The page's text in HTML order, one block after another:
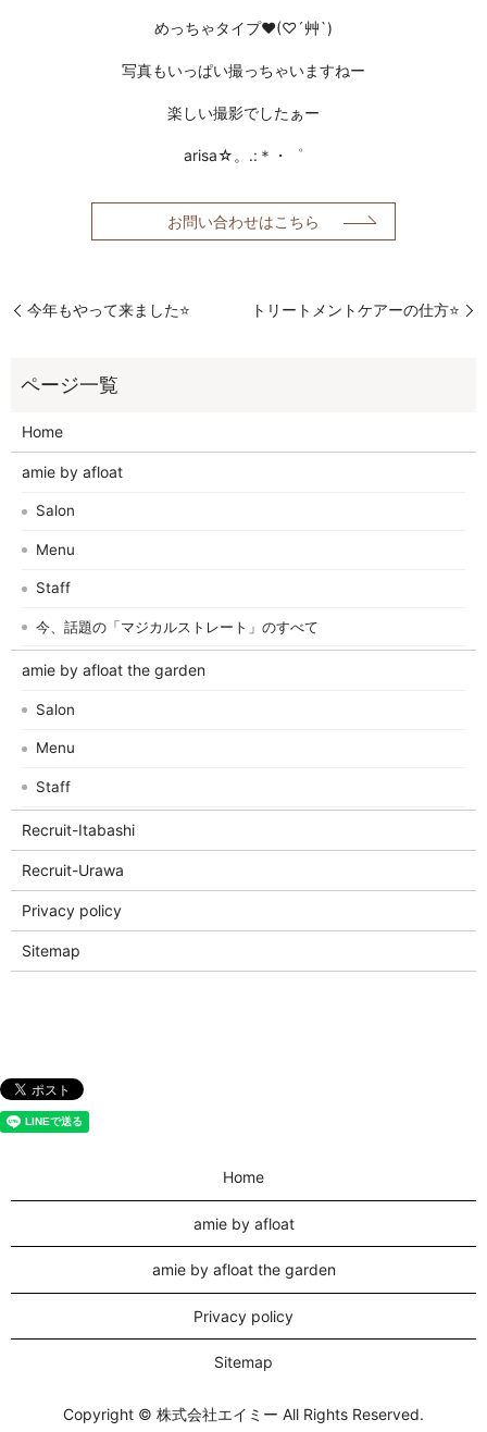
めっちゃタイプ❤(♡´艸`)
写真もいっぱい撮っちゃいますねー
楽しい撮影でしたぁー
arisa☆。.:＊・゜
お問い合わせはこちら
今年もやって来ました⭐️ トリートメントケアーの仕方⭐️
Home
amie by afloat
Salon
Menu
Staff
今、話題の「マジカルストレート」のすべて
amie by afloat the garden
Salon
Menu
Staff
Recruit-Itabashi
Recruit-Urawa
Privacy policy
Sitemap
Home
amie by afloat
amie by afloat the garden
Privacy policy
Sitemap
Copyright © 株式会社エイミー All Rights Reserved.